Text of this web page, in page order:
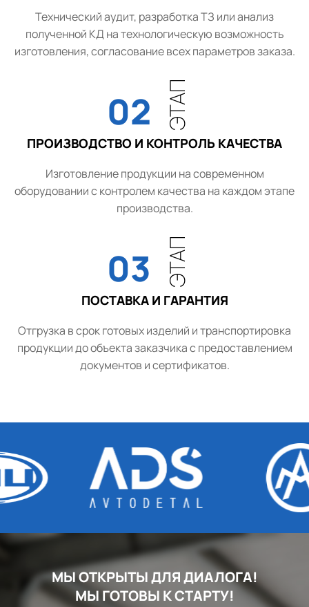
Технический аудит, разработка ТЗ или анализ
полученной КД на технологическую возможность
изготовления, согласование всех параметров заказа.
02 ЭТАП
ПРОИЗВОДСТВО И КОНТРОЛЬ КАЧЕСТВА
Изготовление продукции на современном
оборудовании с контролем качества на каждом этапе
производства.
03 ЭТАП
ПОСТАВКА И ГАРАНТИЯ
Отгрузка в срок готовых изделий и транспортировка
продукции до объекта заказчика с предоставлением
документов и сертификатов.
МЫ ОТКРЫТЫ ДЛЯ ДИАЛОГА!
МЫ ГОТОВЫ К СТАРТУ!